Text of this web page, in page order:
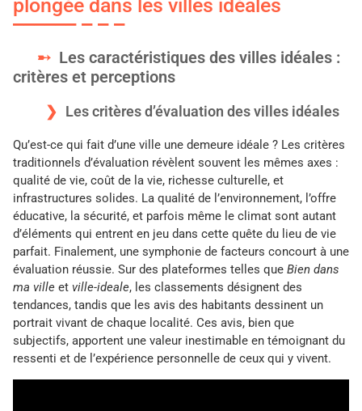
plongée dans les villes idéales
Les caractéristiques des villes idéales :
critères et perceptions
Les critères d’évaluation des villes idéales
Qu’est-ce qui fait d’une ville une demeure idéale ? Les critères
traditionnels d’évaluation révèlent souvent les mêmes axes :
qualité de vie, coût de la vie, richesse culturelle, et
infrastructures solides. La qualité de l’environnement, l’offre
éducative, la sécurité, et parfois même le climat sont autant
d’éléments qui entrent en jeu dans cette quête du lieu de vie
parfait. Finalement, une symphonie de facteurs concourt à une
évaluation réussie. Sur des plateformes telles que Bien dans
ma ville et ville-ideale, les classements désignent des
tendances, tandis que les avis des habitants dessinent un
portrait vivant de chaque localité. Ces avis, bien que
subjectifs, apportent une valeur inestimable en témoignant du
ressenti et de l’expérience personnelle de ceux qui y vivent.